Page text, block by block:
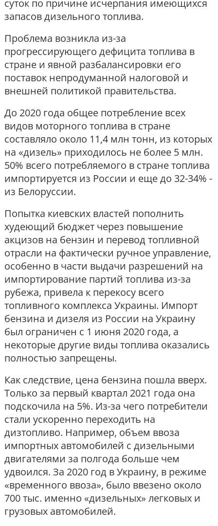
суток по причине исчерпания имеющихся
запасов дизельного топлива.
Проблема возникла из-за
прогрессирующего дефицита топлива в
стране и явной разбалансировки его
поставок непродуманной налоговой и
внешней политикой правительства.
До 2020 года общее потребление всех
видов моторного топлива в стране
составляло около 11,4 млн тонн, из которых
на «дизель» приходилось не более 5 млн.
50% всего потребляемого в стране топлива
импортируется из России и еще до 32-34% -
из Белоруссии.
Попытка киевских властей пополнить
худеющий бюджет через повышение
акцизов на бензин и перевод топливной
отрасли на фактически ручное управление,
особенно в части выдачи разрешений на
импортирование партий топлива из-за
рубежа, привела к перекосу всего
топливного комплекса Украины. Импорт
бензина и дизеля из России на Украину
был ограничен с 1 июня 2020 года, а
некоторые другие виды топлива оказались
полностью запрещены.
Как следствие, цена бензина пошла вверх.
Только за первый квартал 2021 года она
подскочила на 5%. Из-за чего потребители
стали ускоренно переходить на
дизтопливо. Например, объем ввоза
импортных автомобилей с дизельными
двигателями за полгода больше чем
удвоился. За 2020 год в Украину, в режиме
«временного ввоза», было ввезено около
700 тыс. именно «дизельных» легковых и
грузовых автомобилей.